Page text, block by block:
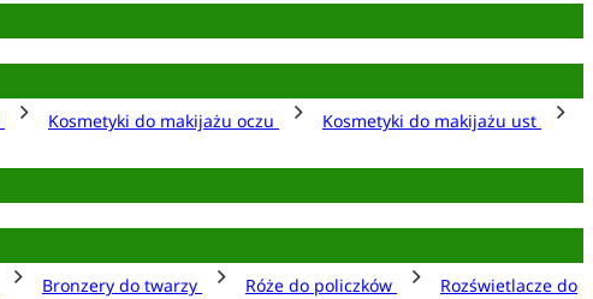
Kosmetyki do makijażu oczu
Kosmetyki do makijażu ust
Bronzery do twarzy Róże do policzków
Rozświetlacze do